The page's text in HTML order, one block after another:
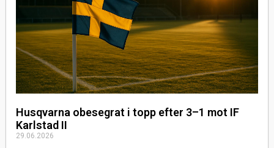
Husqvarna obesegrat i topp efter 3–1 mot IF
Karlstad II
29.06.2026